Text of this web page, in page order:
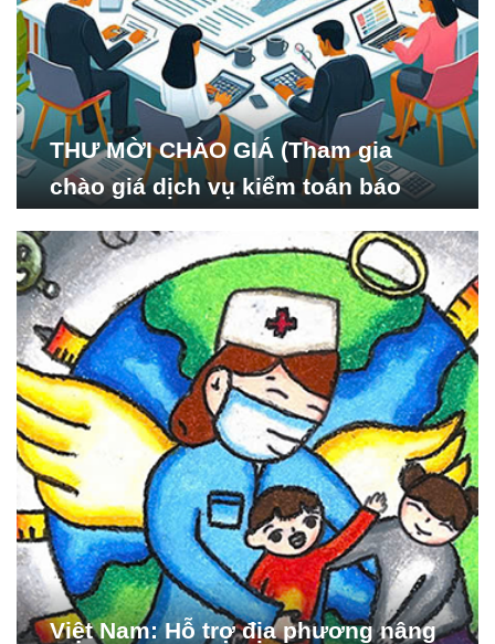
THƯ MỜI CHÀO GIÁ (Tham gia
chào giá dịch vụ kiểm toán báo
Nghiên cứu Phát triển Xã
hội_ISDS)
Việt Nam: Hỗ trợ địa phương nâng